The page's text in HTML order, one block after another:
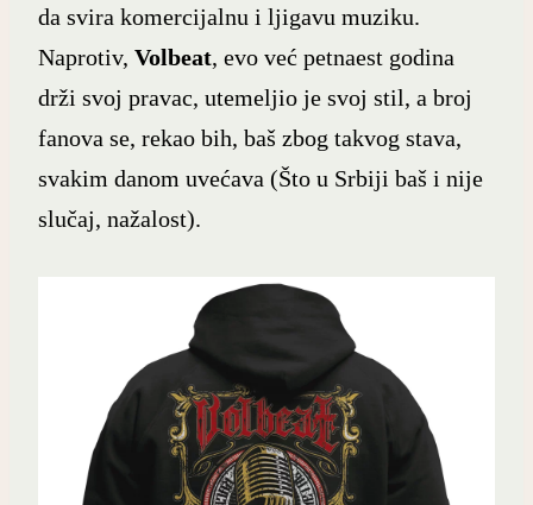
da svira komercijalnu i ljigavu muziku.
Naprotiv, Volbeat, evo već petnaest godina
drži svoj pravac, utemeljio je svoj stil, a broj
fanova se, rekao bih, baš zbog takvog stava,
svakim danom uvećava (Što u Srbiji baš i nije
slučaj, nažalost).